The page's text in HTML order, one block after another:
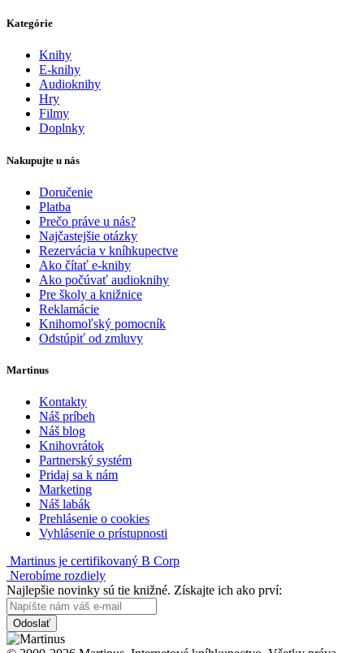
Kategórie
Knihy
E-knihy
Audioknihy
Hry
Filmy
Doplnky
Nakupujte u nás
Doručenie
Platba
Prečo práve u nás?
Najčastejšie otázky
Rezervácia v kníhkupectve
Ako čítať e-knihy
Ako počúvať audioknihy
Pre školy a knižnice
Reklamácie
Knihomoľský pomocník
Odstúpiť od zmluvy
Martinus
Kontakty
Náš príbeh
Náš blog
Knihovrátok
Partnerský systém
Pridaj sa k nám
Marketing
Náš labák
Prehlásenie o cookies
Vyhlásenie o prístupnosti
Martinus je certifikovaný B Corp
Nerobíme rozdiely
Najlepšie novinky sú tie knižné. Získajte ich ako prví:
Odoslať